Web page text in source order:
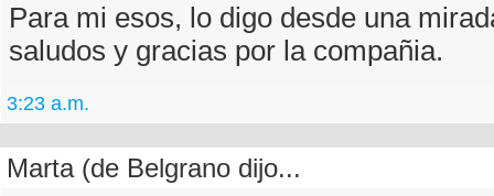
Para mi esos, lo digo desde una
saludos y gracias por la compañia.
3:23 a.m.
Marta (de Belgrano dijo...